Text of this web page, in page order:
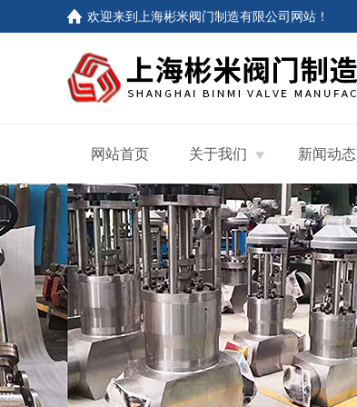
欢迎来到 上海彬米阀门制造有限公司网站 ！
网站首页 关于我们 新闻动态